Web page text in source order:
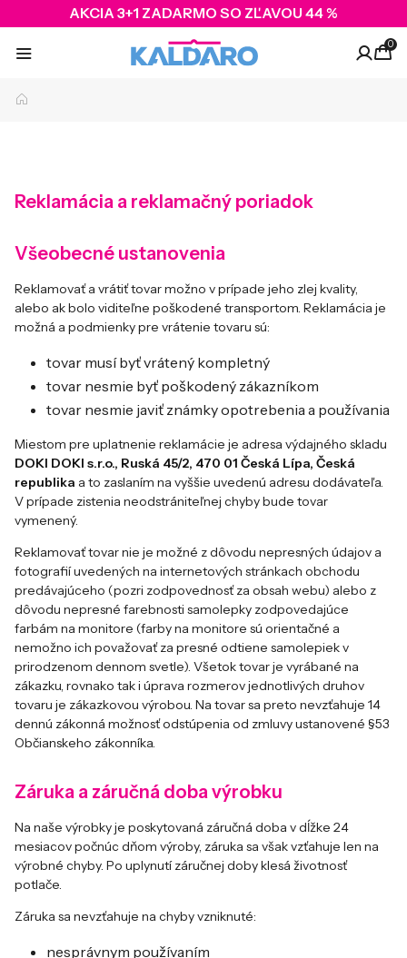
AKCIA 3+1 ZADARMO SO ZĽAVOU 44 %
0
Reklamácia a reklamačný poriadok
Všeobecné ustanovenia
Reklamovať a vrátiť tovar možno v prípade jeho zlej kvality,
alebo ak bolo viditeľne poškodené transportom. Reklamácia je
možná a podmienky pre vrátenie tovaru sú:
tovar musí byť vrátený kompletný
tovar nesmie byť poškodený zákazníkom
tovar nesmie javiť známky opotrebenia a používania
Miestom pre uplatnenie reklamácie je adresa výdajného skladu
DOKI DOKI s.r.o., Ruská 45/2, 470 01 Česká Lípa, Česká
republika a to zaslaním na vyššie uvedenú adresu dodávateľa.
V prípade zistenia neodstrániteľnej chyby bude tovar
vymenený.
Reklamovať tovar nie je možné z dôvodu nepresných údajov a
fotografií uvedených na internetových stránkach obchodu
predávajúceho (pozri zodpovednosť za obsah webu) alebo z
dôvodu nepresné farebnosti samolepky zodpovedajúce
farbám na monitore (farby na monitore sú orientačné a
nemožno ich považovať za presné odtiene samolepiek v
prirodzenom dennom svetle). Všetok tovar je vyrábané na
zákazku, rovnako tak i úprava rozmerov jednotlivých druhov
tovaru je zákazkovou výrobou. Na tovar sa preto nevzťahuje 14
dennú zákonná možnosť odstúpenia od zmluvy ustanovené §53
Občianskeho zákonníka.
Záruka a záručná doba výrobku
Na naše výrobky je poskytovaná záručná doba v dĺžke 24
mesiacov počnúc dňom výroby, záruka sa však vzťahuje len na
výrobné chyby. Po uplynutí záručnej doby klesá životnosť
potlače.
Záruka sa nevzťahuje na chyby vzniknuté:
nesprávnym používaním